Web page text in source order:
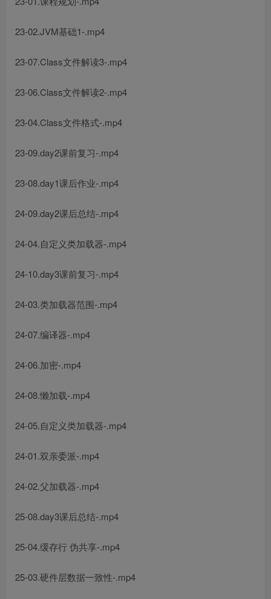
23-02.JVM基础1-.mp4
23-07.Class文件解读3-.mp4
23-06.Class文件解读2-.mp4
23-04.Class文件格式-.mp4
23-09.day2课前复习-.mp4
23-08.day1课后作业-.mp4
24-09.day2课后总结-.mp4
24-04.自定义类加载器-.mp4
24-10.day3课前复习-.mp4
24-03.类加载器范围-.mp4
24-07.编译器-.mp4
24-06.加密-.mp4
24-08.懒加载-.mp4
24-05.自定义类加载器-.mp4
24-01.双亲委派-.mp4
24-02.父加载器-.mp4
25-08.day3课后总结-.mp4
25-04.缓存行 伪共享-.mp4
25-03.硬件层数据一致性-.mp4